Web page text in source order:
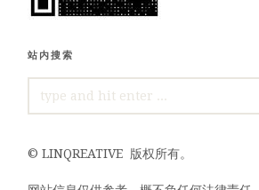
站内搜索
FOR:
©LINQREATIVE 版权所有。